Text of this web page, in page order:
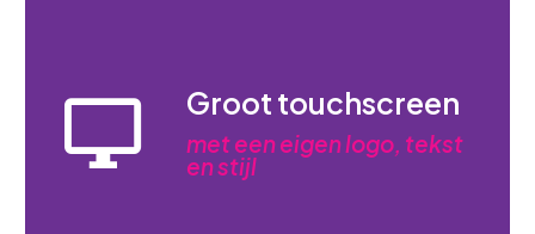
Groot touchscreen
met een eigen logo, tekst
en stijl